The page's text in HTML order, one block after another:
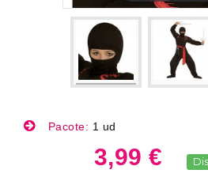
Pacote: 1 ud
3,99 €